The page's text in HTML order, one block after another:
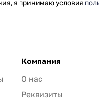
я принимаю условия
Компания
О нас
Реквизиты